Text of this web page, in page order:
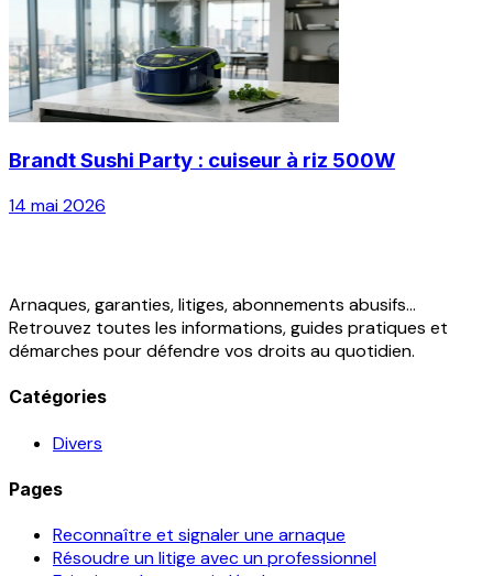
Brandt Sushi Party : cuiseur à riz 500W
14 mai 2026
Arnaques, garanties, litiges, abonnements abusifs...
Retrouvez toutes les informations, guides pratiques et
démarches pour défendre vos droits au quotidien.
Catégories
Divers
Pages
Reconnaître et signaler une arnaque
Résoudre un litige avec un professionnel